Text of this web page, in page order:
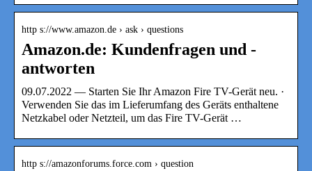
http s://www.amazon.de › ask › questions
Amazon.de: Kundenfragen und -
antworten
09.07.2022 — Starten Sie Ihr Amazon Fire TV-Gerät neu. ·
Verwenden Sie das im Lieferumfang des Geräts enthaltene
Netzkabel oder Netzteil, um das Fire TV-Gerät …
http s://amazonforums.force.com › question